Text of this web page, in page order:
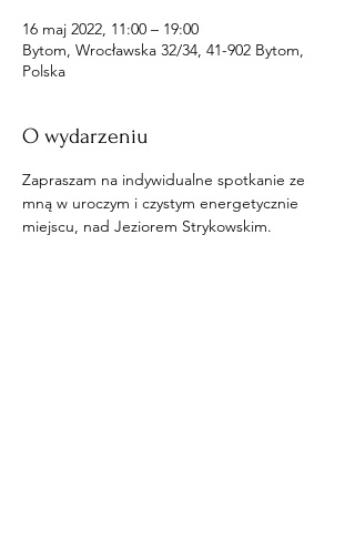
16 maj 2022, 11:00 – 19:00
Bytom, Wrocławska 32/34, 41-902 Bytom,
Polska
O wydarzeniu
Zapraszam na indywidualne spotkanie ze
mną w uroczym i czystym energetycznie
miejscu, nad Jeziorem Strykowskim.